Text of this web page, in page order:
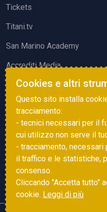
Tickets
Titani.tv
San Marino Academy
Accrediti Media
ATTIVITÀ ED EVENTI
Squadre di Calcio
Associazione Sammarinese
Vota gol e parata
Cookies e altri
Questo sito installa
tracciamento:
- tecnici necessari per il
cui utilizzo non serve il
- tracciamento,
il traffico e le statistiche,
consenso.
Cliccando "Accetta tutto"
cookie. Leggi di più